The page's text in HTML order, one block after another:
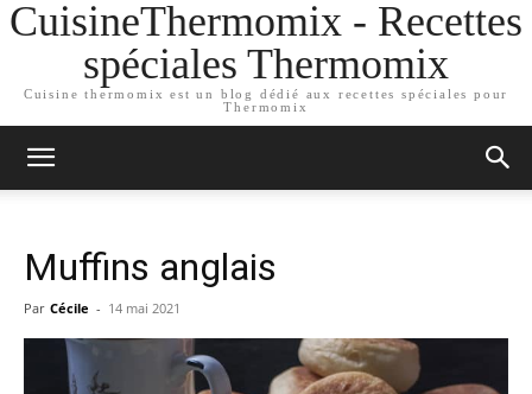
CuisineThermomix - Recettes
spéciales Thermomix
Cuisine thermomix est un blog dédié aux recettes spéciales pour
Thermomix
Muffins anglais
Par Cécile - 14 mai 2021